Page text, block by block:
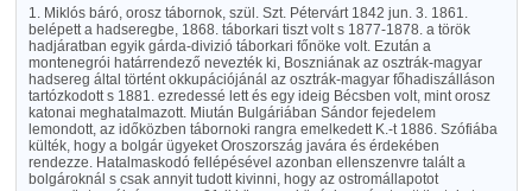
1. Miklós báró, orosz tábornok, szül. Szt. Pétervárt 1842 jun. 3. 1861.
belépett a hadseregbe, 1868. táborkari tiszt volt s 1877-1878. a török
hadjáratban egyik gárda-divizió táborkari főnöke volt. Ezután a
montenegrói határrendező nevezték ki, Boszniának az osztrák-magyar
hadsereg által történt okkupációjánál az osztrák-magyar főhadiszálláson
tartózkodott s 1881. ezredessé lett és egy ideig Bécsben volt, mint orosz
katonai meghatalmazott. Miután Bulgáriában Sándor fejedelem
lemondott, az időközben tábornoki rangra emelkedett K.-t 1886. Szófiába
külték, hogy a bolgár ügyeket Oroszország javára és érdekében
rendezze. Hatalmaskodó fellépésével azonban ellenszenvre talált a
bolgároknál s csak annyit tudott kivinni, hogy az ostromállapotot